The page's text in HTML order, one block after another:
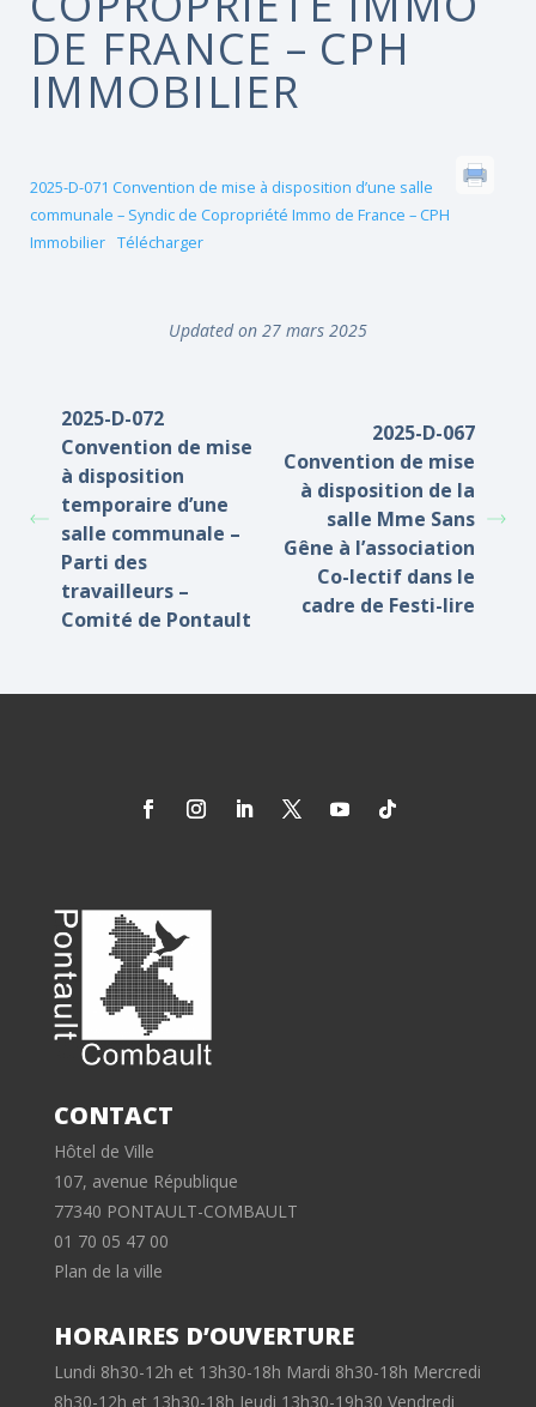
DE FRANCE – CPH
IMMOBILIER
2025-D-071 Convention de mise à disposition d’une salle
communale – Syndic de Copropriété Immo de France – CPH
Immobilier Télécharger
Updated on 27 mars 2025
2025-D-072
Convention de mise
à disposition
temporaire d’une
salle communale –
Parti des
travailleurs –
Comité de Pontault
2025-D-067
Convention de mise
à disposition de la
salle Mme Sans
Gêne à l’association
Co-lectif dans le
cadre de Festi-lire
CONTACT
Hôtel de Ville
107, avenue République
77340 PONTAULT-COMBAULT
01 70 05 47 00
Plan de la ville
HORAIRES D’OUVERTURE
Lundi 8h30-12h et 13h30-18h Mardi 8h30-18h Mercredi
8h30-12h et 13h30-18h Jeudi 13h30-19h30 Vendredi